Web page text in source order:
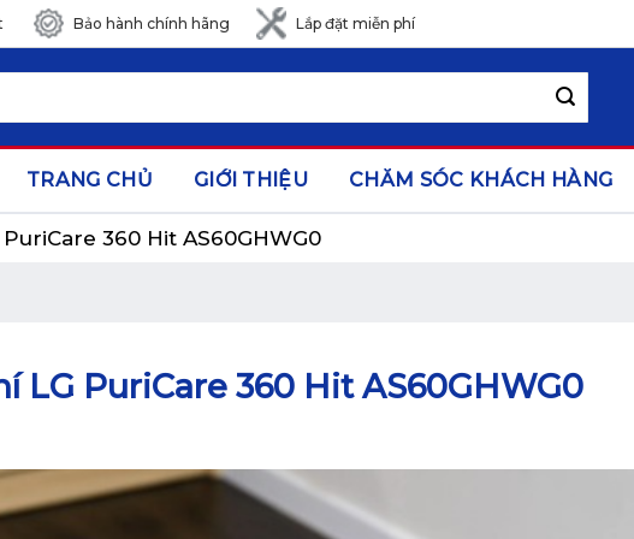
Bảo hành chính hãng Lắp đặt miễn phí
TRANG CHỦ GIỚI THIỆU CHĂM SÓC KHÁCH HÀNG
360 Hit AS60GHWG0
LG PuriCare 360 Hit AS60GHWG0